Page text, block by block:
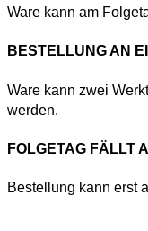
Ware kann am
BESTELLUNG AN
Ware kann zwei
werden.
FOLGETAG FÄLLT
Bestellung kann erst